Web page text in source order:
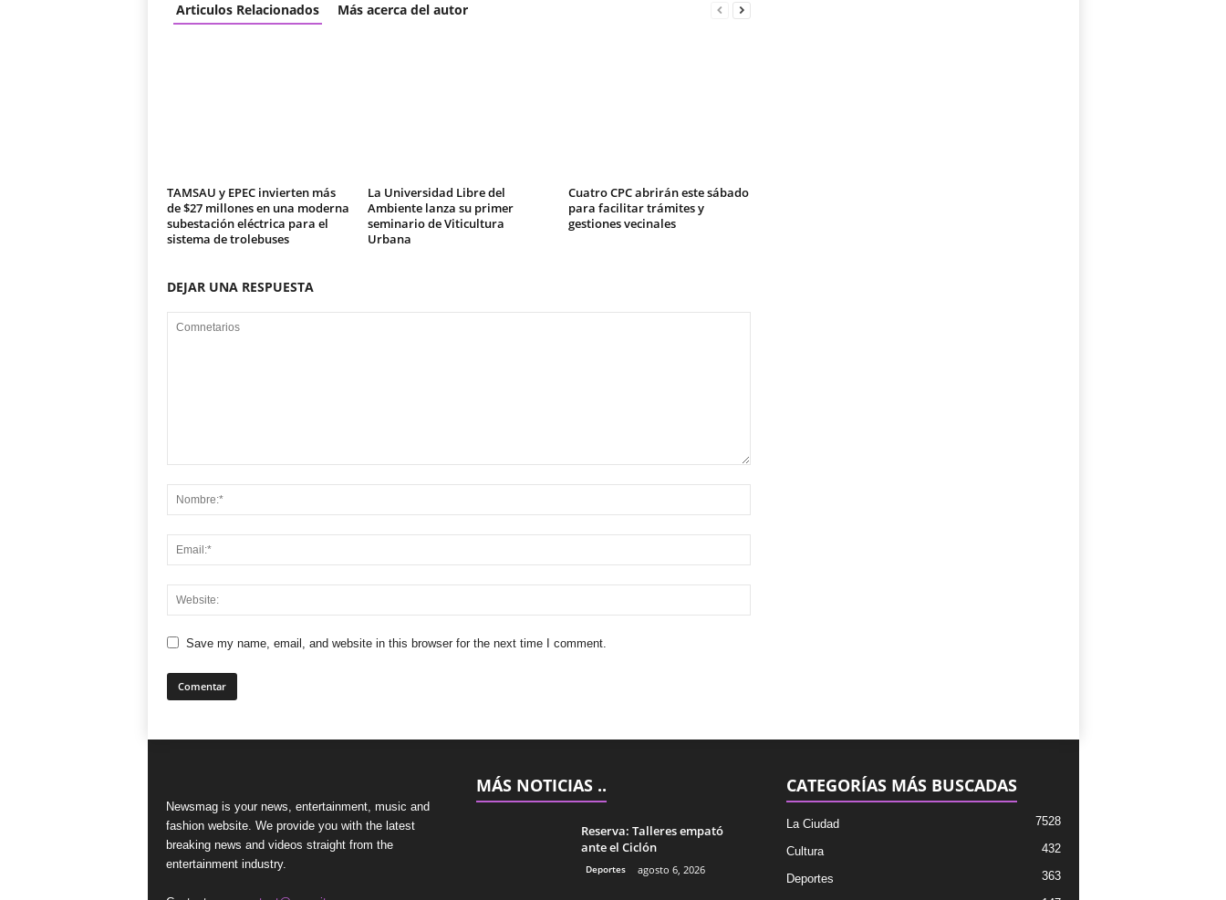
Articulos Relacionados Más acerca del autor
TAMSAU y EPEC invierten más
de $27 millones en una moderna
subestación eléctrica para el
sistema de trolebuses
La Universidad Libre del
Ambiente lanza su primer
seminario de Viticultura
Urbana
Cuatro CPC abrirán este sábado
para facilitar trámites y
gestiones vecinales
DEJAR UNA RESPUESTA
Save my name, email, and website in this browser for the next time I comment.
Newsmag is your news, entertainment, music and
fashion website. We provide you with the latest
breaking news and videos straight from the
entertainment industry.
MÁS NOTICIAS ..
Reserva: Talleres empató
ante el Ciclón
Deportes agosto 6, 2026
CATEGORÍAS MÁS BUSCADAS
La Ciudad 7528
Cultura 432
Deportes 363